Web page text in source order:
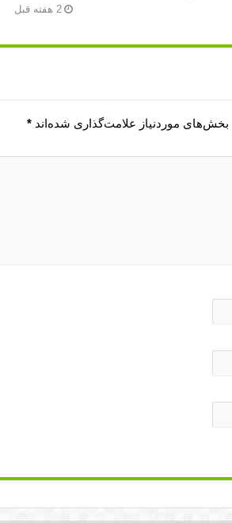
2 هفته قبل
بخش‌های موردنیاز علامت‌گذاری شده‌اند*